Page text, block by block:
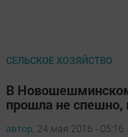
СЕЛЬСКОЕ ХОЗЯЙСТВО
В
прошла не спешно,
автор, 24 мая 2016 - 05:16